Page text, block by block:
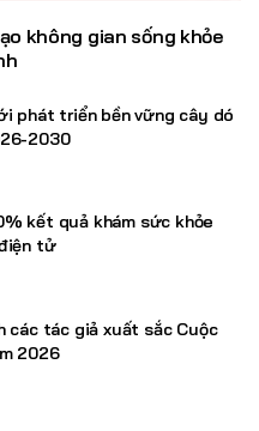
không gian sống khỏe
phát triển bền vững cây dó
2030
kết quả khám sức khỏe
tử
các tác giả xuất sắc Cuộc
2026